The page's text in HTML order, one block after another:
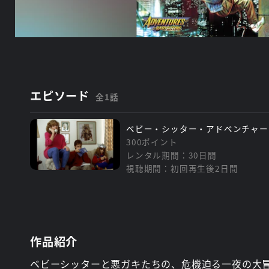
エピソード 全1話
ベビー・シッター・アドベンチャー
300ポイント
レンタル期間：30日間
視聴期間：初回再生後2日間
作品紹介
ベビーシッターと悪ガキたちの、危機迫る一夜の大